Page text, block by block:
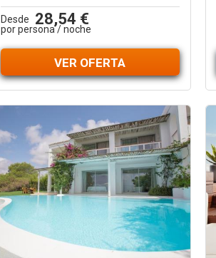
Desde 28,54 €
por persona / noche
VER OFERTA